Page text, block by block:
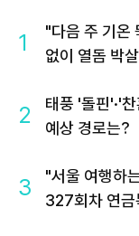
1
"다음 주 기온
없이 열돔 박
2
태풍 '돌핀'·'
예상 경로는?
3
"서울 여행하
327회차 연